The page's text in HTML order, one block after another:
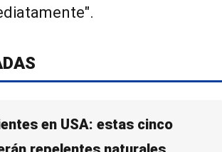
en USA: estas cinco